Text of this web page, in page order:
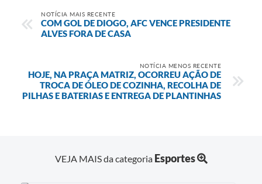
NOTÍCIA MAIS RECENTE
COM GOL DE DIOGO, AFC VENCE PRESIDENTE
ALVES FORA DE CASA
NOTÍCIA MENOS RECENTE
HOJE, NA PRAÇA MATRIZ, OCORREU AÇÃO DE
TROCA DE ÓLEO DE COZINHA, RECOLHA DE
PILHAS E BATERIAS E ENTREGA DE PLANTINHAS
VEJA MAIS da categoria Esportes